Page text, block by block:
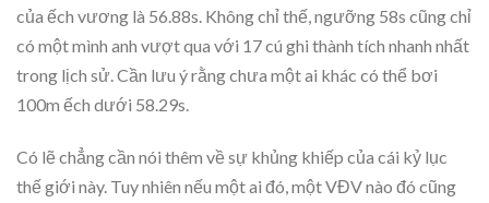
của ếch vương là 56.88s. Không chỉ thế, ngưỡng 58s cũng chỉ
có một mình anh vượt qua với 17 cú ghi thành tích nhanh nhất
trong lịch sử. Cần lưu ý rằng chưa một ai khác có thể bơi
100m ếch dưới 58.29s.
Có lẽ chẳng cần nói thêm về sự khủng khiếp của cái kỷ lục
thế giới này. Tuy nhiên nếu một ai đó, một VĐV nào đó cũng